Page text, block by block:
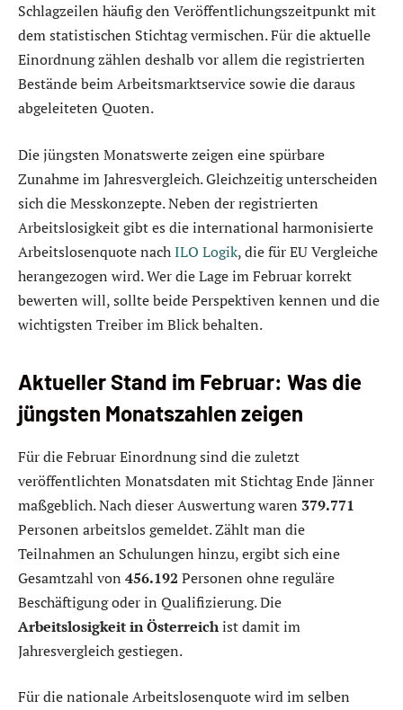
Schlagzeilen häufig den Veröffentlichungszeitpunkt mit
dem statistischen Stichtag vermischen. Für die aktuelle
Einordnung zählen deshalb vor allem die registrierten
Bestände beim Arbeitsmarktservice sowie die daraus
abgeleiteten Quoten.
Die jüngsten Monatswerte zeigen eine spürbare
Zunahme im Jahresvergleich. Gleichzeitig unterscheiden
sich die Messkonzepte. Neben der registrierten
Arbeitslosigkeit gibt es die international harmonisierte
Arbeitslosenquote nachILO Logik, die für EU Vergleiche
herangezogen wird. Wer die Lage im Februar korrekt
bewerten will, sollte beide Perspektiven kennen und die
wichtigsten Treiber im Blick behalten.
Aktueller Stand im Februar: Was die
jüngsten Monatszahlen zeigen
Für die Februar Einordnung sind die zuletzt
veröffentlichten Monatsdaten mit Stichtag Ende Jänner
maßgeblich. Nach dieser Auswertung waren 379.771
Personen arbeitslos gemeldet. Zählt man die
Teilnahmen an Schulungen hinzu, ergibt sich eine
Gesamtzahl von 456.192 Personen ohne reguläre
Beschäftigung oder in Qualifizierung. Die
Arbeitslosigkeit in Österreichist damit im
Jahresvergleich gestiegen.
Für die nationale Arbeitslosenquote wird im selben